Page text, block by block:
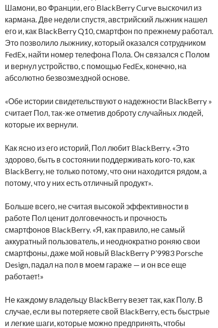
Шамони, во Франции, его BlackBerry Curve выскочил из
кармана. Две недели спустя, австрийский лыжник нашел
его и, как BlackBerry Q10, смартфон по прежнему работал.
Это позволило лыжнику, который оказался сотрудником
FedEx, найти номер телефона Пола. Он связался с Полом
и вернул устройство, с помощью FedEx, конечно, на
абсолютно безвозмездной основе.
«Обе истории свидетельствуют о надежности BlackBerry »
считает Пол, так-же отметив доброту случайных людей,
которые их вернули.
Как ясно из его историй, Пол любит BlackBerry. «Это
здорово, быть в состоянии поддерживать кого-то, как
BlackBerry, не только потому, что они находится рядом, а
потому, что у них есть отличный продукт».
Больше всего, не считая высокой эффективности в
работе Пол ценит долговечность и прочность
смартфонов BlackBerry. «Я, как правило, не самый
аккуратный пользователь, и неоднократно роняю свои
смартфоны, даже мой новый BlackBerry P’9983 Porsche
Design, падал на пол в моем гараже — и он все еще
работает!»
Не каждому владельцу BlackBerry везет так, как Полу. В
случае, если вы потеряете свой BlackBerry, есть быстрые
и легкие шаги, которые можно предпринять, чтобы